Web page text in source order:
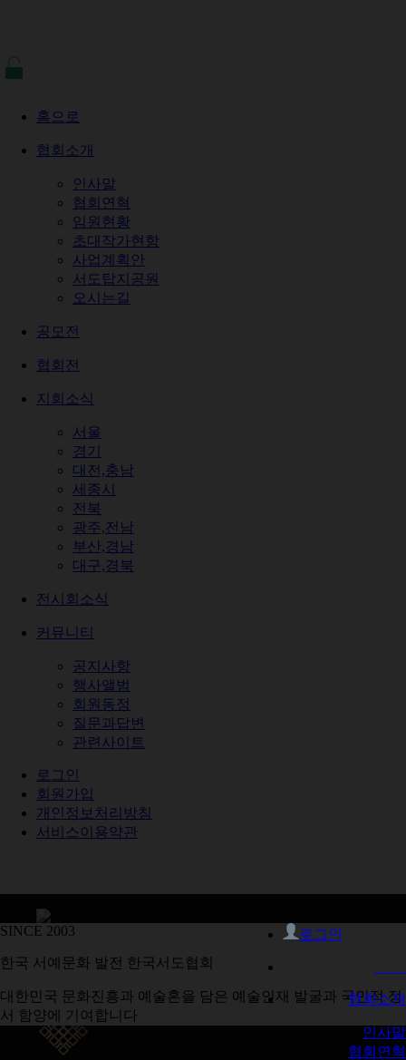
홈으로
협회소개
인사말
협회연혁
임원현황
초대작가현항
사업계획안
서도탑지공원
오시는길
공모전
협회전
지회소식
서울
경기
대전,충남
세종시
전북
광주,전남
부산,경남
대구,경북
전시회소식
커뮤니티
공지사항
행사앨범
회원동정
질문과답변
관련사이트
로그인
회원가입
개인정보처리방침
서비스이용약관
로그인
협회소개
인사말
협회연혁
SINCE 2003
한국 서예문화 발전 한국서도협회
대한민국 문화진흥과 예술혼을 담은 예술인재 발굴과 국민적 정
서 함양에 기여합니다